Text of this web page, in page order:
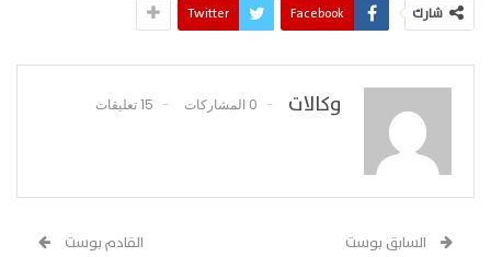
شارك Facebook
Twitter
وكالات 0 المشاركات 15 تعليقات
السابق بوست القادم بوست